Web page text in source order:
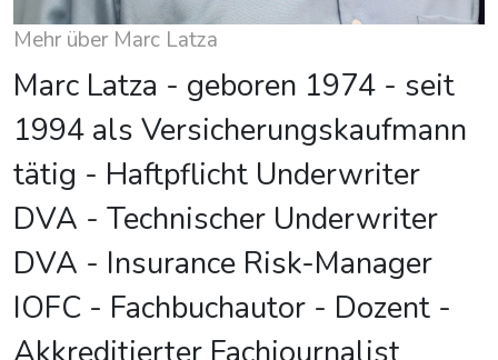
Mehr über Marc Latza
Marc Latza - geboren 1974 - seit
1994 als Versicherungskaufmann
tätig - Haftpflicht Underwriter
DVA - Technischer Underwriter
DVA - Insurance Risk-Manager
IOFC - Fachbuchautor - Dozent -